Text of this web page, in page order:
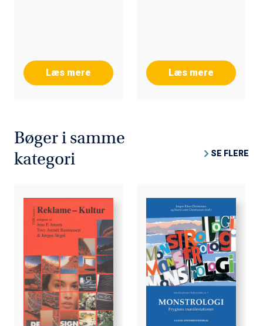
Læs mere Læs mere
Bøger i samme
kategori
SE FLERE